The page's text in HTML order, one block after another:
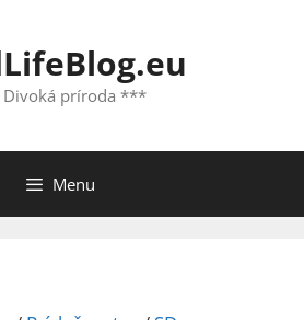
príroda ***
Menu